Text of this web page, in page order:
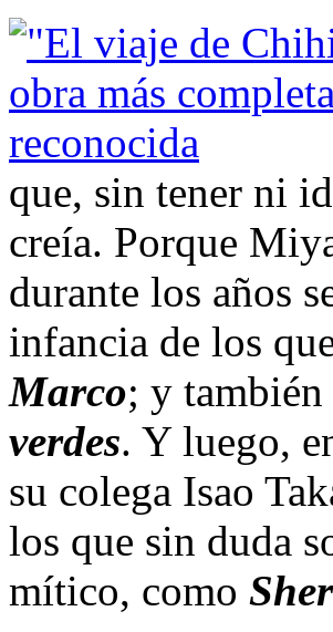
que, sin tener ni
creía. Porque
durante los años
infancia de los
Marco; y
verdes. Y luego,
su colega Isao
los que sin duda
mítico, como